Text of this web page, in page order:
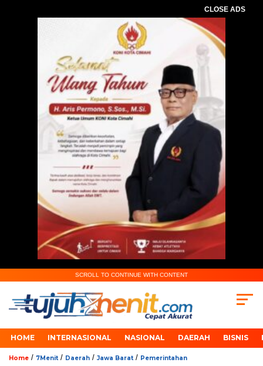
CLOSE ADS
SCROLL TO CONTINUE WITH CONTENT
HOME INTERNASIONAL NASIONAL DAERAH BISNIS
Home / 7Menit/ Daerah / Jawa Barat/ Pemerintahan